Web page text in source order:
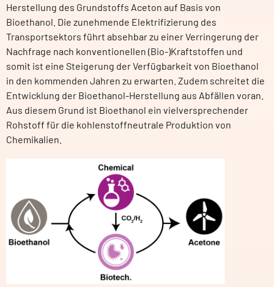
Herstellung des Grundstoffs Aceton auf Basis von
Bioethanol. Die zunehmende Elektrifizierung des
Transportsektors führt absehbar zu einer Verringerung der
Nachfrage nach konventionellen (Bio-)Kraftstoffen und
somit ist eine Steigerung der Verfügbarkeit von Bioethanol
in den kommenden Jahren zu erwarten. Zudem schreitet die
Entwicklung der Bioethanol-Herstellung aus Abfällen voran.
Aus diesem Grund ist Bioethanol ein vielversprechender
Rohstoff für die kohlenstoffneutrale Produktion von
Chemikalien.